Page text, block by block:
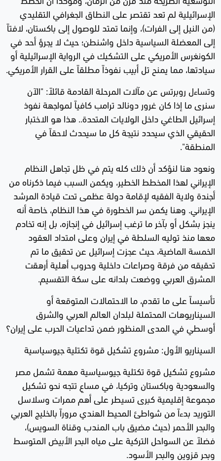
الإسرائيلية لم تعد تقتصر على النطاق الجغرافي التقليدي
(من النيل إلى الفرات)، وإنما تمتد للوصول إلى باكستان، لافتاً
إلى المعضلة السياسية داخل واشنطن؛ حيث لا يجرؤ أحد في
الكونغرس الأمريكي على التشكيك في الرواية الإسرائيلية أو
سيادتها، مما يمنح تل أبيب نفوذاً مطلقاً على القرار الأمريكي.
وتساءل روبرتس عن مآلات المرحلة القادمة قائلاً: "الآن
سنرى ما إذا كان غرور دونالد ترامب كافياً لمواجهة نفوذ
إسرائيل الطاغي داخل الولايات المتحدة.. هذا هو الاختبار
الحقيقي الذي سيحدد نتيجة كل ما سيحدث لاحقاً في
المنطقة".
ونعود هنا لنؤكد أن ذلك كله يتم في ظل تجاهل النظام
الإيراني لهذا المخطط الخطير، ويكمن السبب فيما ذكرناه من
أجندة ولاية الفقيه لإقامة دولة عظمى تحت قيادة المرشد
الإيراني. وهنا يكمن سر الخطورة في هذا النظام، خاصة أنه
ينجز بشكل أو بآخر ما ترغب إسرائيل في إنجازه، بل إنه تخادم
معها منذ توليه السلطة في إيران وعلى امتداد العقود
الخمسة الماضية، حيث عجزت إسرائيل عن تحقيق ما تم
تحقيقه من فرقة وصراعات داخلية وحروب أهلية أرهقت
المشرق العربي ووضعت بلدانه على سكة التقسيم.
تأسيساً على ما تقدم، ما الاحتمالات المتوقعة أو
السيناريوهات المحتملة لبلدان العالم العربي والشرق
أوسطي في المدى المنظور ضمن تداعيات الحرب على إيران؟
السيناريو الأول: مشروع تشكيل قوة تكتلية جيوسياسية
مشروع تشكيل قوة تكتلية جيوسياسية مهمة تشمل مصر
والسعودية وباكستان وتركيا، في مساعٍ تتجه نحو تشكيل
مجموعة إقليمية كبرى تسيطر على أهم ممرات وسلاسل
التوريد بدءاً من شواطئ المحيط الهندي مروراً بالخليج العربي
والبحر الأحمر (حيث مضيق باب المندب وقناة السويس)،
فضلاً عن السواحل التركية على مياه البحر الأبيض المتوسط
وبحر قزوين والبحر الأسود.